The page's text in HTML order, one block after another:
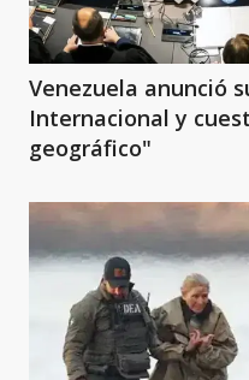
Venezuela anunció
Internacional y
geográfico"